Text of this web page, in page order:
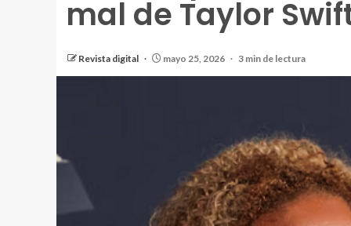
mal de Taylor
Revista digital mayo 25, 2026 3 min de lectura